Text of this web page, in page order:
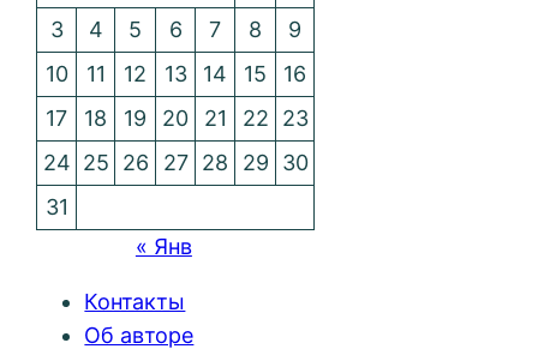
3
4 5 6 7 8
9
10
11 12 13 14 15
16
17
18 19 20 21 22
23
24 25 26 27 28 29
30
31
« Янв
Контакты
Об авторе